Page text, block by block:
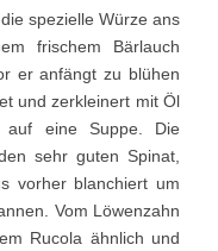
spezielle Würze ans
frischem Bärlauch
er anfängt zu blühen
und zerkleinert mit Öl
auf eine Suppe. Die
sehr guten Spinat,
vorher blanchiert um
Vom Löwenzahn
Rucola ähnlich und